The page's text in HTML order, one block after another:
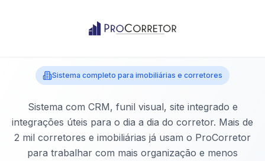
Sistema completo para imobiliárias e corretores
Sistema com CRM, funil visual, site integrado e
integrações úteis para o dia a dia do corretor. Mais de
2 mil corretores e imobiliárias já usam o ProCorretor
para trabalhar com mais organização e menos